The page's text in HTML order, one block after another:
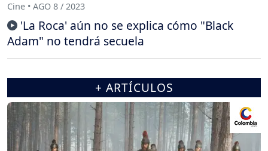
Cine • AGO 8 / 2023
'La Roca' aún no se explica cómo "Black
Adam" no tendrá secuela
+ ARTÍCULOS